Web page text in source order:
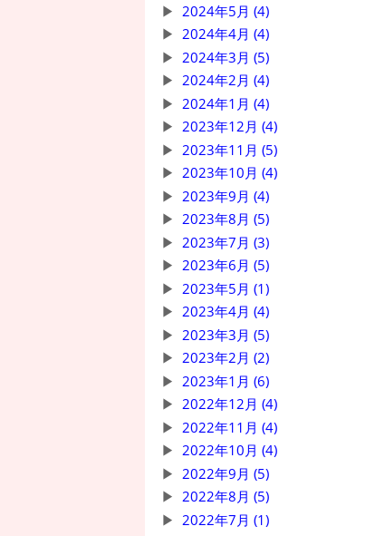
2024年5月 (4)
2024年4月 (4)
2024年3月 (5)
2024年2月 (4)
2024年1月 (4)
2023年12月 (4)
2023年11月 (5)
2023年10月 (4)
2023年9月 (4)
2023年8月 (5)
2023年7月 (3)
2023年6月 (5)
2023年5月 (1)
2023年4月 (4)
2023年3月 (5)
2023年2月 (2)
2023年1月 (6)
2022年12月 (4)
2022年11月 (4)
2022年10月 (4)
2022年9月 (5)
2022年8月 (5)
2022年7月 (1)